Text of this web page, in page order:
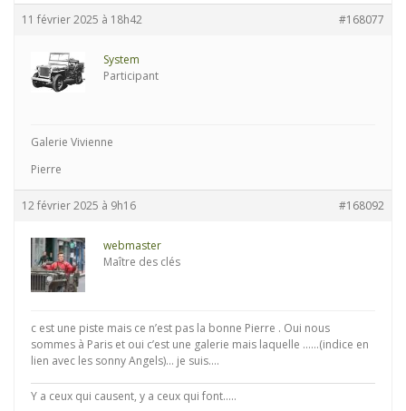
11 février 2025 à 18h42 #168077
System
Participant
Galerie Vivienne
Pierre
12 février 2025 à 9h16 #168092
webmaster
Maître des clés
c est une piste mais ce n’est pas la bonne Pierre . Oui nous
sommes à Paris et oui c’est une galerie mais laquelle ……(indice en
lien avec les sonny Angels)… je suis….
Y a ceux qui causent, y a ceux qui font.....